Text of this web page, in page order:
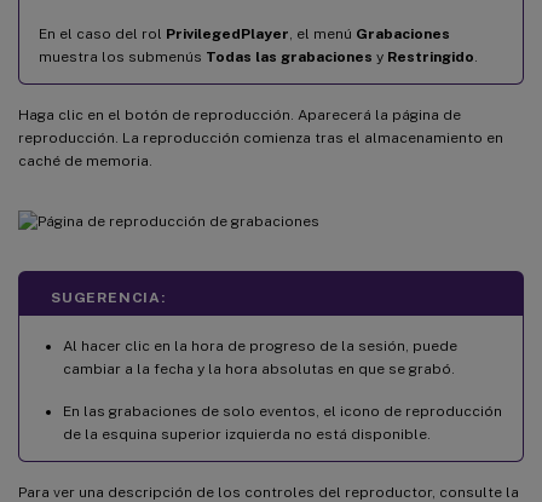
En el caso del rol PrivilegedPlayer , el menú Grabaciones
muestra los submenús Todas las grabaciones y Restringido
Haga clic en el botón de reproducción. Aparecerá la página de
reproducción. La reproducción comienza tras el almacenamiento en
caché de memoria.
SUGERENCIA:
Al hacer clic en la hora de progreso de la sesión, puede
cambiar a la fecha y la hora absolutas en que se grabó.
En las grabaciones de solo eventos, el icono de reproducción
de la esquina superior izquierda no está disponible.
Para ver una descripción de los controles del reproductor, consulte la